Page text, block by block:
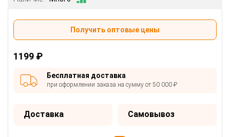
Получить оптовые цены
1199 ₽
Бесплатная доставка
при оформлении заказа на сумму от 50 000 ₽
Доставка Самовывоз